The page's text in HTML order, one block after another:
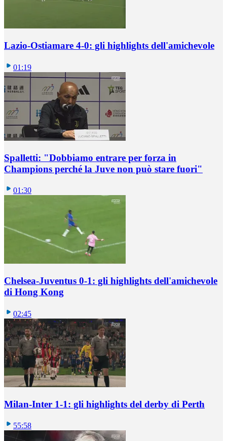
Lazio-Ostiamare 4-0: gli highlights dell'amichevole
01:19
Spalletti: "Dobbiamo entrare per forza in
Champions perché la Juve non può stare fuori"
01:30
Chelsea-Juventus 0-1: gli highlights dell'amichevole
di Hong Kong
02:45
Milan-Inter 1-1: gli highlights del derby di Perth
55:58